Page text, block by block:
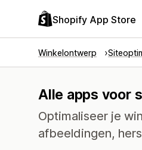
Shopify App Store
Winkelontwerp
Alle apps voor
Optimaliseer je
afbeeldingen,